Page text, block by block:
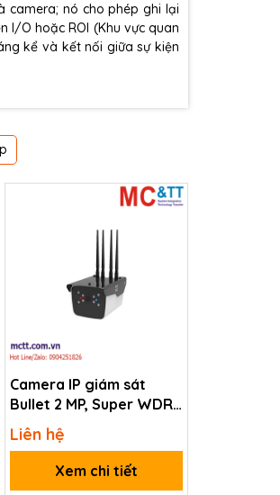
camera; nó cho phép ghi lại
I/O hoặc ROI (Khu vực quan
kể và kết nối giữa sự kiện
Camera IP giám sát
Bullet 2 MP, Super WDR,
IP67 Four-Faith F-SC921
Liên hệ
Xem chi tiết